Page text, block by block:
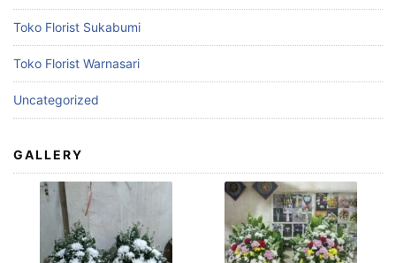
Toko Florist Sukabumi
Toko Florist Warnasari
Uncategorized
GALLERY